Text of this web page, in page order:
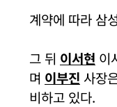
계약에 따라 삼
그 뒤 이서현 이
며 이부진 사장
비하고 있다.